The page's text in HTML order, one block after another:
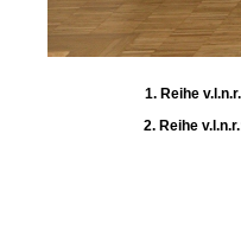
1. Reihe
2. Reihe